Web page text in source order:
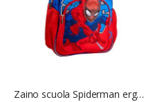
Zaino scuola Spiderman ergonomico per bambini